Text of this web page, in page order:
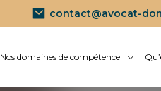
contact@avocat-
Nos domaines de compétence